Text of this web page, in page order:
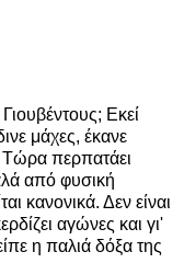
Εκεί
μάχες, έκανε
Τώρα περπατάει
από φυσική
κανονικά. Δεν είναι
αγώνες και γι'
η παλιά δόξα της